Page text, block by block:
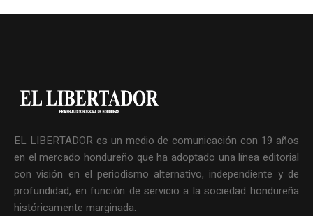
EL LIBERTADOR es un medio de comunicación con 19 años
en el mercado hondureño que ha adoptado una línea editorial
con visión en el periodismo alternativo, independiente y de
profundidad, en función de servicio a la sociedad hondureña
históricamente marginada.